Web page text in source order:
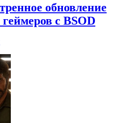
обновление
с BSOD